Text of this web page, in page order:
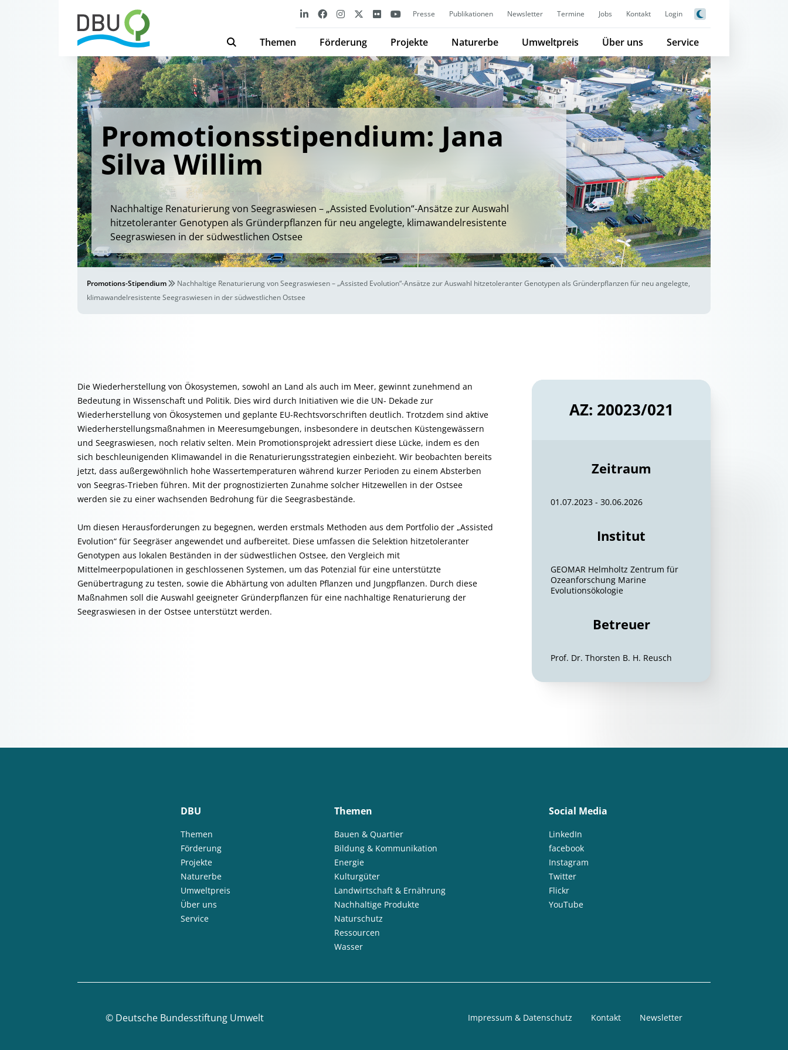
Presse Publikationen Newsletter Termine Jobs Kontakt Login
Themen Förderung Projekte Naturerbe Umweltpreis Über uns Service
Promotionsstipendium: Jana
Silva Willim
Nachhaltige Renaturierung von Seegraswiesen – „Assisted Evolution“-Ansätze zur Auswahl
hitzetoleranter Genotypen als Gründerpflanzen für neu angelegte, klimawandelresistente
Seegraswiesen in der südwestlichen Ostsee
Promotions-Stipendium
Nachhaltige Renaturierung von Seegraswiesen – „Assisted Evolution“-Ansätze zur Auswahl hitzetoleranter Genotypen als Gründerpflanzen für neu angelegte,
klimawandelresistente Seegraswiesen in der südwestlichen Ostsee
Die Wiederherstellung von Ökosystemen, sowohl an Land als auch im Meer, gewinnt zunehmend an
Bedeutung in Wissenschaft und Politik. Dies wird durch Initiativen wie die UN- Dekade zur
Wiederherstellung von Ökosystemen und geplante EU-Rechtsvorschriften deutlich. Trotzdem sind aktive
Wiederherstellungsmaßnahmen in Meeresumgebungen, insbesondere in deutschen Küstengewässern
und Seegraswiesen, noch relativ selten. Mein Promotionsprojekt adressiert diese Lücke, indem es den
sich beschleunigenden Klimawandel in die Renaturierungsstrategien einbezieht. Wir beobachten bereits
jetzt, dass außergewöhnlich hohe Wassertemperaturen während kurzer Perioden zu einem Absterben
von Seegras-Trieben führen. Mit der prognostizierten Zunahme solcher Hitzewellen in der Ostsee
werden sie zu einer wachsenden Bedrohung für die Seegrasbestände.
Um diesen Herausforderungen zu begegnen, werden erstmals Methoden aus dem Portfolio der „Assisted
Evolution“ für Seegräser angewendet und aufbereitet. Diese umfassen die Selektion hitzetoleranter
Genotypen aus lokalen Beständen in der südwestlichen Ostsee, den Vergleich mit
Mittelmeerpopulationen in geschlossenen Systemen, um das Potenzial für eine unterstützte
Genübertragung zu testen, sowie die Abhärtung von adulten Pflanzen und Jungpflanzen. Durch diese
Maßnahmen soll die Auswahl geeigneter Gründerpflanzen für eine nachhaltige Renaturierung der
Seegraswiesen in der Ostsee unterstützt werden.
AZ: 20023/021
Zeitraum
01.07.2023 - 30.06.2026
Institut
GEOMAR Helmholtz Zentrum für
Ozeanforschung Marine
Evolutionsökologie
Betreuer
Prof. Dr. Thorsten B. H. Reusch
DBU
Themen
Förderung
Projekte
Naturerbe
Umweltpreis
Über uns
Service
Themen
Bauen & Quartier
Bildung & Kommunikation
Energie
Kulturgüter
Landwirtschaft & Ernährung
Nachhaltige Produkte
Naturschutz
Ressourcen
Wasser
Social Media
LinkedIn
facebook
Instagram
Twitter
Flickr
YouTube
© Deutsche Bundesstiftung Umwelt Impressum & Datenschutz Kontakt Newsletter